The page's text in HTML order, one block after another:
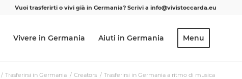
Vuoi trasferirti o vivi già in Germania? Scrivi a info@vivistoccarda.eu
Vivere in Germania Aiuti in Germania Menu
/ Trasferirsi in Germania / Creators / Trasferirsi in Germania a ritmo di musica